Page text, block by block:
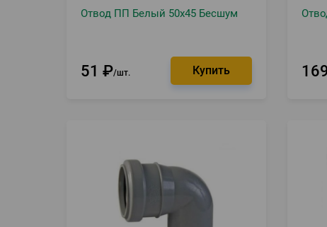
Отвод ПП Белый 50х45 Бесшум
51 ₽ шт.